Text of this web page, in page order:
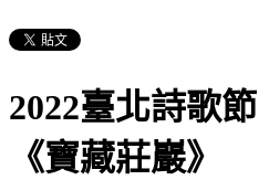
2022臺北詩歌
《寶藏莊巖》